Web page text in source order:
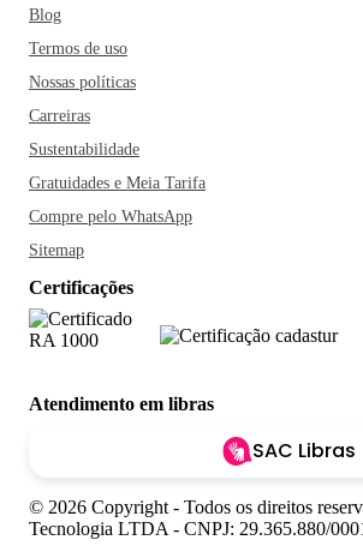
Blog
Termos de uso
Nossas políticas
Carreiras
Sustentabilidade
Gratuidades e Meia Tarifa
Compre pelo WhatsApp
Sitemap
Certificações
Atendimento em libras
SAC Libras
© 2026 Copyright - Todos os direitos
Tecnologia LTDA - CNPJ: 29.365.880/